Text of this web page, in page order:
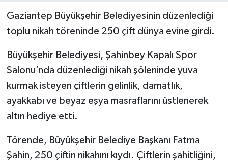
Gaziantep Büyükşehir Belediyesinin düzenlediği
toplu nikah töreninde 250 çift dünya evine girdi.
Büyükşehir Belediyesi, Şahinbey Kapalı Spor
Salonu’nda düzenlediği nikah şöleninde yuva
kurmak isteyen çiftlerin gelinlik, damatlık,
ayakkabı ve beyaz eşya masraflarını üstlenerek
altın hediye etti.
Törende, Büyükşehir Belediye Başkanı Fatma
Şahin, 250 çiftin nikahını kıydı. Çiftlerin şahitliğini,
Sağlık
Teknoloji
Yaşam